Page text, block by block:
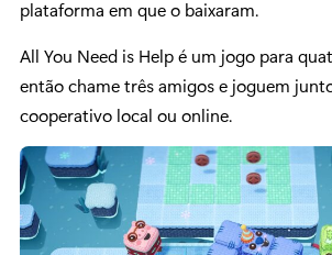
plataforma em que o baixaram.
All You Need is Help é um jogo para
então chame três amigos e joguem
cooperativo local ou online.